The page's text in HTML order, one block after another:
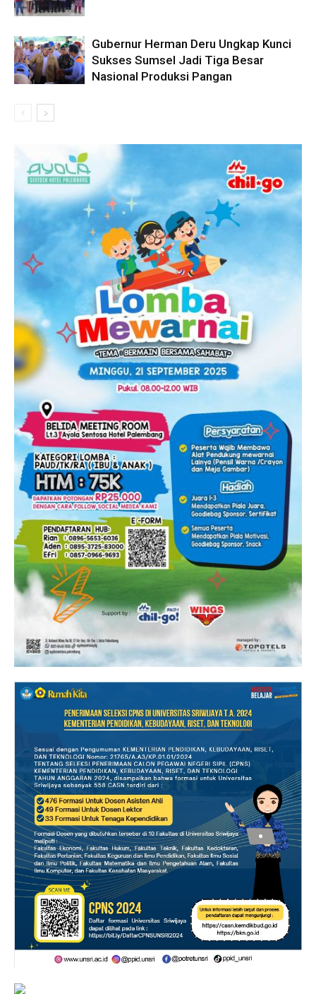
Gubernur Herman Deru Ungkap Kunci
Sukses Sumsel Jadi Tiga Besar
Nasional Produksi Pangan